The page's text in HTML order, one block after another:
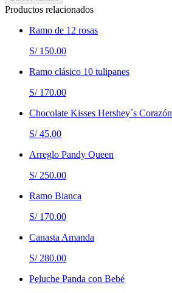
Productos relacionados
Ramo de 12 rosas
S/ 150.00
Ramo clásico 10 tulipanes
S/ 170.00
Chocolate Kisses Hershey´s Corazón
S/ 45.00
Arreglo Pandy Queen
S/ 250.00
Ramo Bianca
S/ 170.00
Canasta Amanda
S/ 280.00
Peluche Panda con Bebé